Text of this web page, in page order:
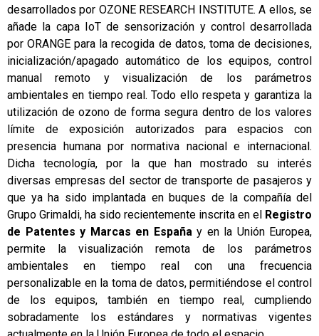
desarrollados por OZONE RESEARCH INSTITUTE. A ellos, se
añade la capa IoT de sensorización y control desarrollada
por ORANGE para la recogida de datos, toma de decisiones,
inicialización/apagado automático de los equipos, control
manual remoto y visualización de los parámetros
ambientales en tiempo real. Todo ello respeta y garantiza la
utilización de ozono de forma segura dentro de los valores
límite de exposición autorizados para espacios con
presencia humana por normativa nacional e internacional.
Dicha tecnología, por la que han mostrado su interés
diversas empresas del sector de transporte de pasajeros y
que ya ha sido implantada en buques de la compañía del
Grupo Grimaldi, ha sido recientemente inscrita en el Registro
de Patentes y Marcas en España y en la Unión Europea,
permite la visualización remota de los parámetros
ambientales en tiempo real con una frecuencia
personalizable en la toma de datos, permitiéndose el control
de los equipos, también en tiempo real, cumpliendo
sobradamente los estándares y normativas vigentes